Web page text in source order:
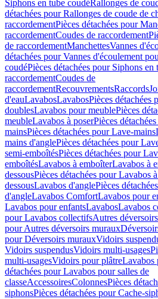
Siphons en tube coudéRallonges de
détachées pour Rallonges de coude de
raccordementPièces détachées pour
raccordementCoudes de raccordement
de raccordementManchettesVannes
détachées pour Vannes d'écoulement
coudéPièces détachées pour Siphons en
raccordementCoudes de
raccordementRecouvrementsRaccords
d'eauLavabosLavabosPièces détachées
doublesLavabos pour meublePièces
meubleLavabos à poserPièces
mainsPièces détachées pour Lave-mains
mains d'anglePièces détachées pour
semi-emboîtésPièces détachées pour
emboîtésLavabos à emboîterLavabos à
dessousPièces détachées pour Lavabos
dessousLavabos d'anglePièces
d'angleLavabos ComfortLavabos pour
Lavabos pour enfantsLavabosLavabos
pour Lavabos collectifsAutres
pour Autres déversoirs muraux
pour Déversoirs murauxVidoirs
Vidoirs suspendusVidoirs multi-usages
multi-usagesVidoirs pour plâtreLavabos
détachées pour Lavabos pour salles de
classeAccessoiresColonnesPièces
siphonsPièces détachées pour Cache-